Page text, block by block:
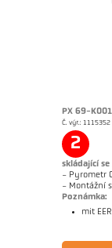
PX 69-K001
Č. výr.: 1115352
2
skládající se
- Pyrometr
- Montážní
Poznámka:
mit
Brožura